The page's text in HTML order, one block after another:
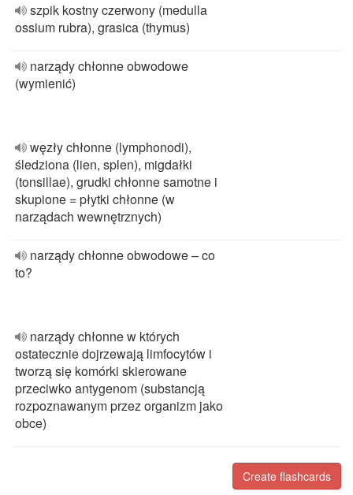
szpik kostny czerwony (medulla
ossium rubra), grasica (thymus)
narządy chłonne obwodowe
(wymienić)
węzły chłonne (lymphonodi),
śledziona (lien, splen), migdałki
(tonsillae), grudki chłonne samotne i
skupione = płytki chłonne (w
narządach wewnętrznych)
narządy chłonne obwodowe – co
to?
narządy chłonne w których
ostatecznie dojrzewają limfocytów i
tworzą się komórki skierowane
przeciwko antygenom (substancją
rozpoznawanym przez organizm jako
obce)
Create flashcards